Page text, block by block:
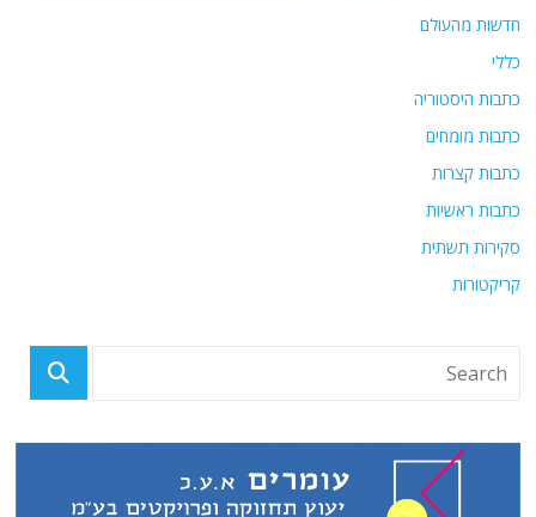
חדשות מהעולם
כללי
כתבות היסטוריה
כתבות מומחים
כתבות קצרות
כתבות ראשיות
סקירות תשתית
קריקטורות